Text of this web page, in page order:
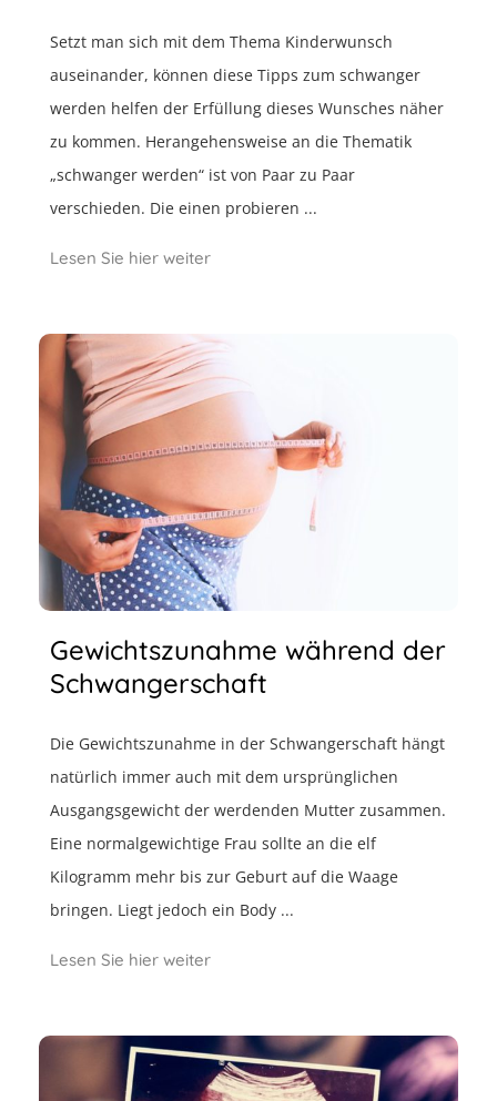
Setzt man sich mit dem Thema Kinderwunsch
auseinander, können diese Tipps zum schwanger
werden helfen der Erfüllung dieses Wunsches näher
zu kommen. Herangehensweise an die Thematik
„schwanger werden“ ist von Paar zu Paar
verschieden. Die einen probieren ...
Lesen Sie hier weiter
Gewichtszunahme während der
Schwangerschaft
Die Gewichtszunahme in der Schwangerschaft hängt
natürlich immer auch mit dem ursprünglichen
Ausgangsgewicht der werdenden Mutter zusammen.
Eine normalgewichtige Frau sollte an die elf
Kilogramm mehr bis zur Geburt auf die Waage
bringen. Liegt jedoch ein Body ...
Lesen Sie hier weiter